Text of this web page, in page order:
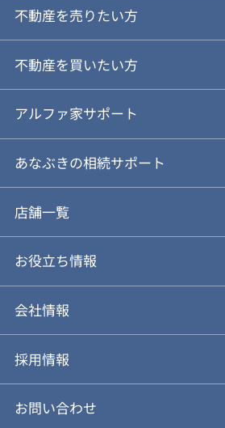
不動産を売りたい方
ご売却ガイド
ご売却の流れ
あなぶきの仲介
あなぶきの買取
仲介と買取のメリット・デメリット
動画やパンフレットで見る
不動産を買いたい方
ご購入ガイド
物件を探す
購入の流れ
購入前も後も安心サポート
お気に入り
アルファ家サポート
あなぶきの相続サポート
店舗一覧
お役立ち情報
不動産Q&A
アルファジャーナル
会社情報
会社概要
スタッフ紹介
採用情報
新卒採用について
お問い合わせ